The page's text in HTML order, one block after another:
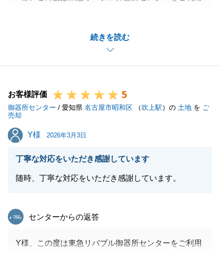
続きを読む
Y様とは初めにご相談をいただいてから約1年程のお
付き合いとなりましたが、Y様の大事なご実家のお土
す。
また何かお困りごとががございましたらお気軽にお申
し付けください。
今後とも何卒よろしくお願いいたします。
閉じる
お客様評価 5
御器所センター / 愛知県 名古屋市昭和区 （吹上駅）の 土地 を ご
売却
Y様
Y様 2026年3月3日
丁寧な対応をいただき感謝しています
随時、丁寧な対応をいただき感謝しています。
東急リバブル
センターからの返答
Y様、この度は東急リバブル御器所センターをご利用